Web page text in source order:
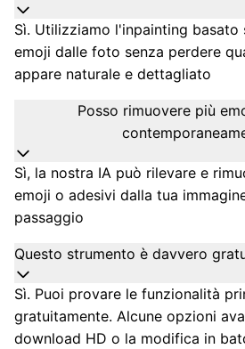
Sì. Utilizziamo l'inpainting basato
emoji dalle foto senza perdere
appare naturale e dettagliato
Posso rimuovere più
Sì, la nostra IA può rilevare e
emoji o adesivi dalla tua
passaggio
Questo strumento è davvero
Sì. Puoi provare le funzionalità
gratuitamente. Alcune opzioni
download HD o la modifica in